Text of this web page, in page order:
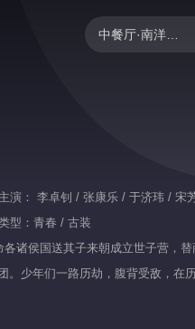
忙忙碌碌寻宝藏2
主演： 李卓钊 / 张康乐 / 于济玮 / 宋
型： 青春 / 古装
诸侯国送其子来朝成立世子营，
少年们一路历劫，腹背受敌，在